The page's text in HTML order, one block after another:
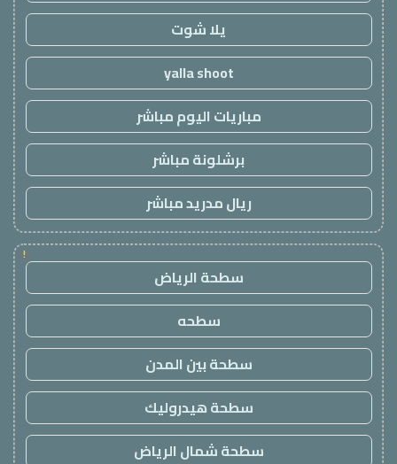
يلا شوت
yalla shoot
مباريات اليوم مباشر
برشلونة مباشر
ريال مدريد مباشر
!
سطحة الرياض
سطحه
سطحة بين المدن
سطحة هيدروليك
سطحة شمال الرياض